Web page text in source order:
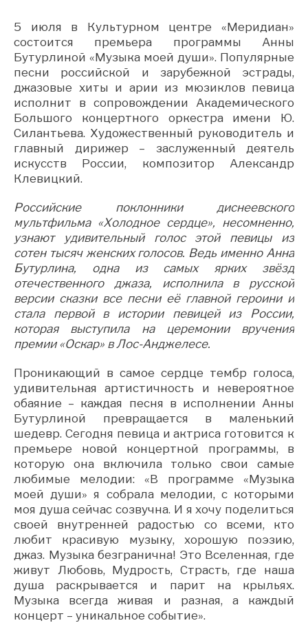
5 июля в Культурном центре «Меридиан»
состоится премьера программы Анны
Бутурлиной «Музыка моей души». Популярные
песни российской и зарубежной эстрады,
джазовые хиты и арии из мюзиклов певица
исполнит в сопровождении Академического
Большого концертного оркестра имени Ю.
Силантьева. Художественный руководитель и
главный дирижер – заслуженный деятель
искусств России, композитор Александр
Клевицкий.
Российские поклонники диснеевского
мультфильма «Холодное сердце», несомненно,
узнают удивительный голос этой певицы из
сотен тысяч женских голосов. Ведь именно Анна
Бутурлина, одна из самых ярких звёзд
отечественного джаза, исполнила в русской
версии сказки все песни её главной героини и
стала первой в истории певицей из России,
которая выступила на церемонии вручения
премии «Оскар» в Лос-Анджелесе.
Проникающий в самое сердце тембр голоса,
удивительная артистичность и невероятное
обаяние – каждая песня в исполнении Анны
Бутурлиной превращается в маленький
шедевр. Сегодня певица и актриса готовится к
премьере новой концертной программы, в
которую она включила только свои самые
любимые мелодии: «В программе «Музыка
моей души» я собрала мелодии, с которыми
моя душа сейчас созвучна. И я хочу поделиться
своей внутренней радостью со всеми, кто
любит красивую музыку, хорошую поэзию,
джаз. Музыка безгранична! Это Вселенная, где
живут Любовь, Мудрость, Страсть, где наша
душа раскрывается и парит на крыльях.
Музыка всегда живая и разная, а каждый
концерт – уникальное событие».